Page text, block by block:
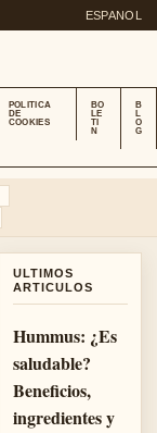
ESPANOL
POLITICA
DE
COOKIES
BO
LE
TI
N
B
L
O
G
ULTIMOS
ARTICULOS
Hummus: ¿Es
saludable?
Beneficios,
ingredientes y